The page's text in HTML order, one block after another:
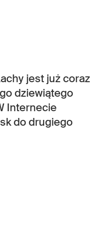
jest już coraz
dziewiątego
Internecie
do drugiego